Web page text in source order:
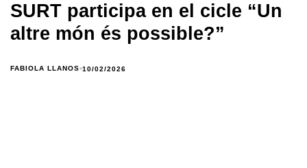
SURT participa en el cicle “Un
altre món és possible?”
FABIOLA LLANOS 10/02/2026